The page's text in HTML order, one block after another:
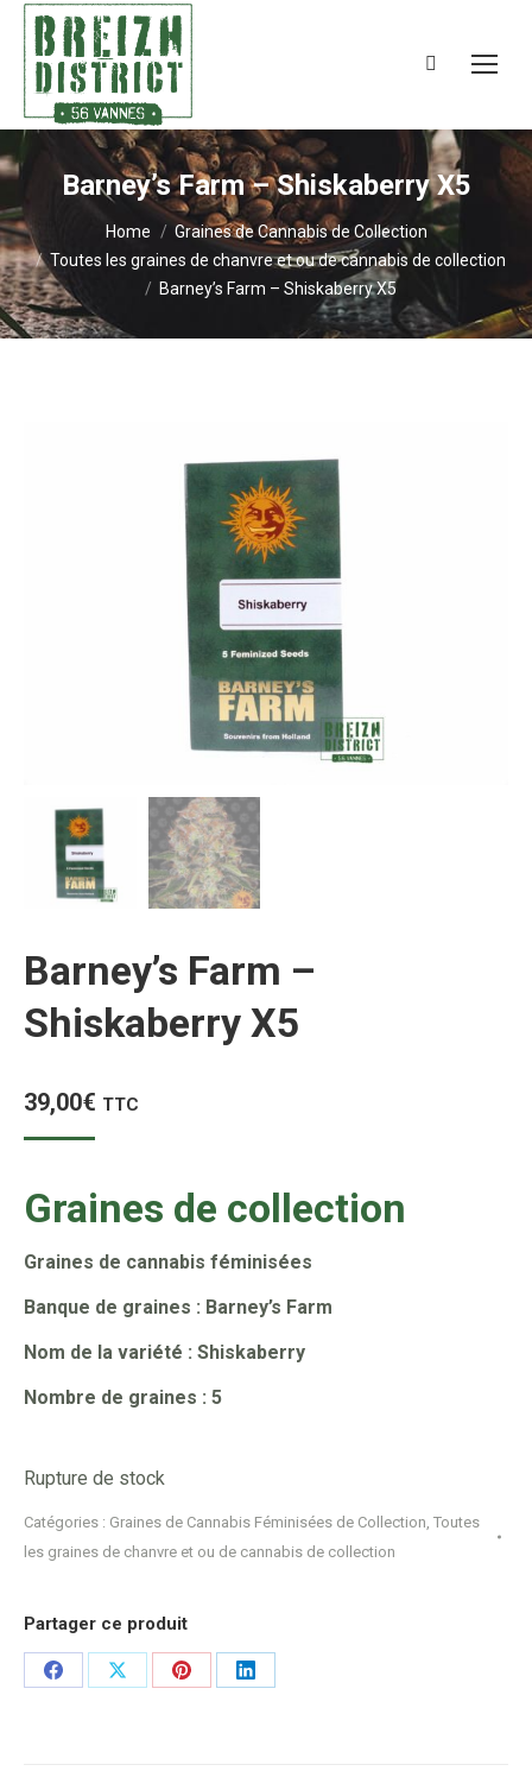
Search:
Barney’s Farm – Shiskaberry X5
You are here:Home
Graines de Cannabis de Collection
Toutes les graines de chanvre et ou de cannabis de collection
Barney’s Farm – Shiskaberry X5
Barney’s Farm –
Shiskaberry X5
39,00€ TTC
Graines de collection
Graines de cannabis féminisées
Banque de graines : Barney’s Farm
Nom de la variété : Shiskaberry
Nombre de graines : 5
Rupture de stock
Catégories : Graines de Cannabis Féminisées de Collection, Toutes
les graines de chanvre et ou de cannabis de collection
Partager ce produit
Share
Share
Share
Share